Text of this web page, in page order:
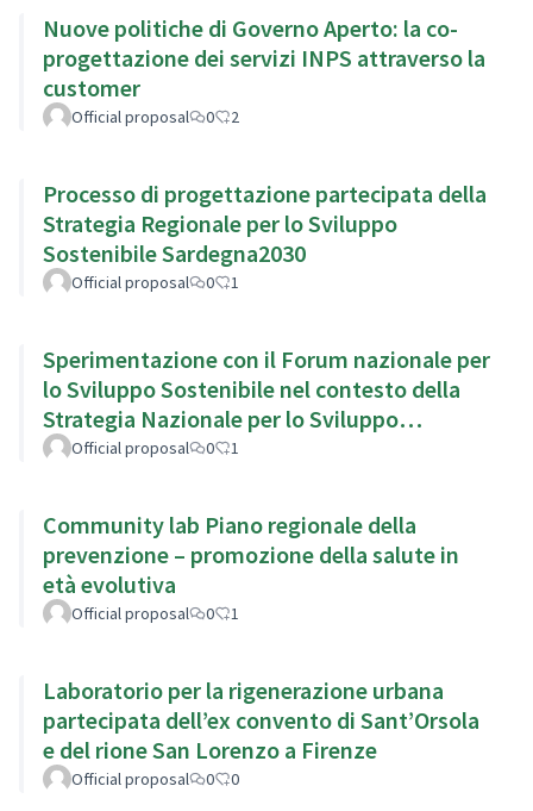
Nuove politiche di Governo Aperto: la co-
progettazione dei servizi INPS attraverso la
customer
Official proposal 0 2
Processo di progettazione partecipata della
Strategia Regionale per lo Sviluppo
Sostenibile Sardegna2030
Official proposal 0 1
Sperimentazione con il Forum nazionale per
lo Sviluppo Sostenibile nel contesto della
Strategia Nazionale per lo Sviluppo
Sostenibile
Official proposal 0 1
Community lab Piano regionale della
prevenzione – promozione della salute in
età evolutiva
Official proposal 0 1
Laboratorio per la rigenerazione urbana
partecipata dell’ex convento di Sant’Orsola
e del rione San Lorenzo a Firenze
Official proposal 0 0